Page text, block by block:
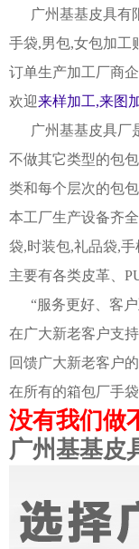
广州基基皮具有限
手袋,男包,女包加工
订单生产加工厂商企
欢迎来样加工,来图
广州基基皮具厂是
不做其它类型的包
类和每个层次的包
本工厂生产设备齐
袋,时装包,礼品袋,
主要有各类皮革、
“服务更好、客户
在广大新老客户支
回馈广大新老客户
在所有的箱包厂手
没有我们做
广州基基皮